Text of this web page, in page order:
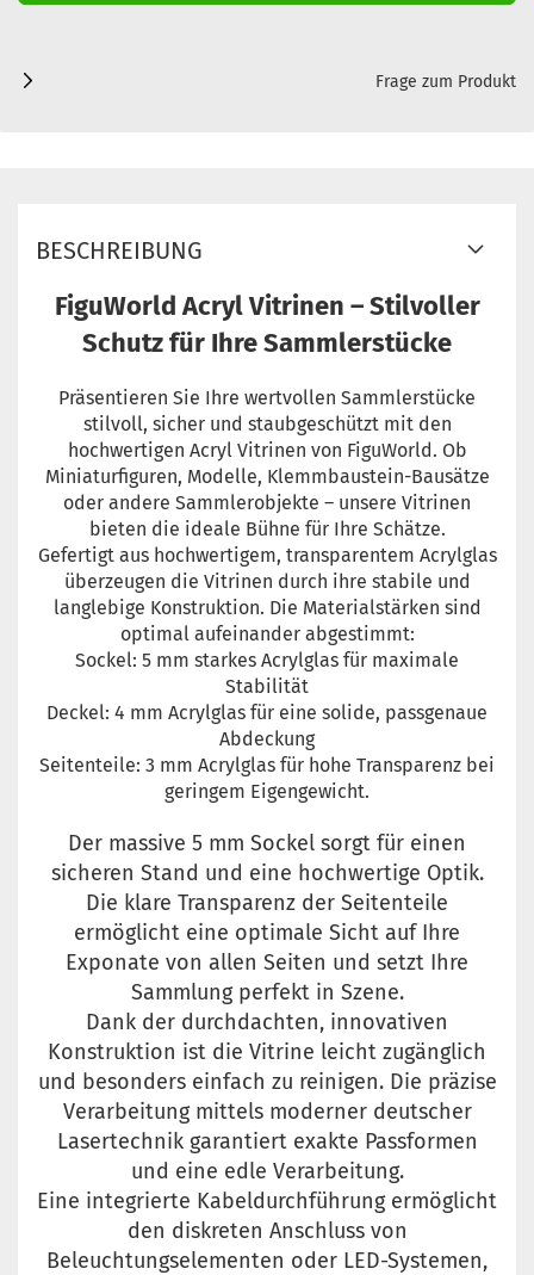
Frage zum Produkt
BESCHREIBUNG
FiguWorld Acryl Vitrinen – Stilvoller
Schutz für Ihre Sammlerstücke
Präsentieren Sie Ihre wertvollen Sammlerstücke
stilvoll, sicher und staubgeschützt mit den
hochwertigen Acryl Vitrinen von FiguWorld. Ob
Miniaturfiguren, Modelle, Klemmbaustein-Bausätze
oder andere Sammlerobjekte – unsere Vitrinen
bieten die ideale Bühne für Ihre Schätze.
Gefertigt aus hochwertigem, transparentem Acrylglas
überzeugen die Vitrinen durch ihre stabile und
langlebige Konstruktion. Die Materialstärken sind
optimal aufeinander abgestimmt:
Sockel: 5 mm starkes Acrylglas für maximale
Stabilität
Deckel: 4 mm Acrylglas für eine solide, passgenaue
Abdeckung
Seitenteile: 3 mm Acrylglas für hohe Transparenz bei
geringem Eigengewicht.
Der massive 5 mm Sockel sorgt für einen
sicheren Stand und eine hochwertige Optik.
Die klare Transparenz der Seitenteile
ermöglicht eine optimale Sicht auf Ihre
Exponate von allen Seiten und setzt Ihre
Sammlung perfekt in Szene.
Dank der durchdachten, innovativen
Konstruktion ist die Vitrine leicht zugänglich
und besonders einfach zu reinigen. Die präzise
Verarbeitung mittels moderner deutscher
Lasertechnik garantiert exakte Passformen
und eine edle Verarbeitung.
Eine integrierte Kabeldurchführung ermöglicht
den diskreten Anschluss von
Beleuchtungselementen oder LED-Systemen,